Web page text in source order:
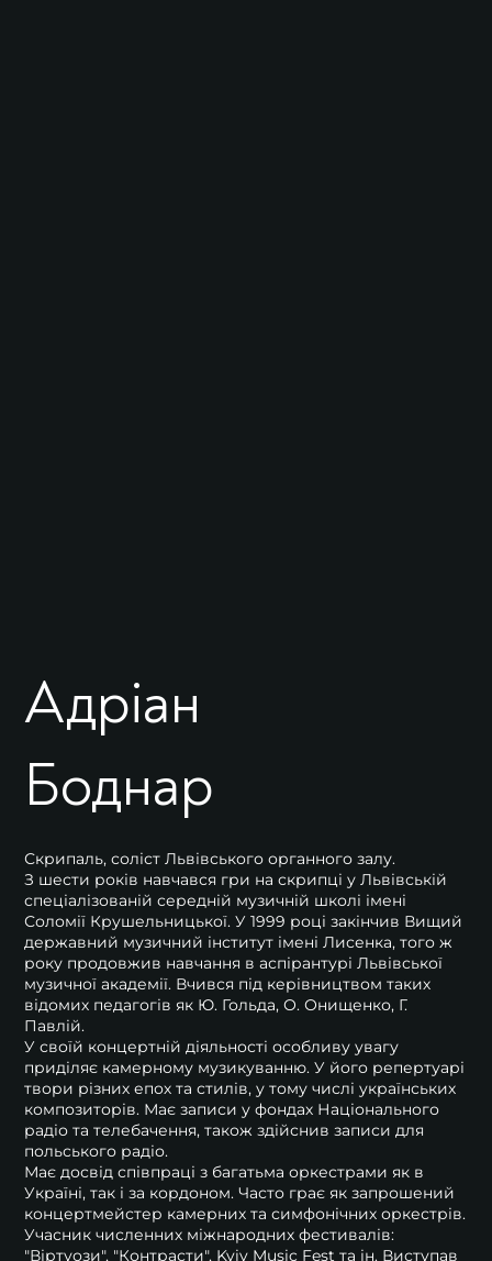
Адріан
Боднар
Скрипаль, соліст Львівського органного залу.
З шести років навчався гри на скрипці у Львівській
спеціалізованій середній музичній школі імені
Соломії Крушельницької. У 1999 році закінчив Вищий
державний музичний інститут імені Лисенка, того ж
року продовжив навчання в аспірантурі Львівської
музичної академії. Вчився під керівництвом таких
відомих педагогів як Ю. Гольда, О. Онищенко, Г.
Павлій. ​
У своїй концертній діяльності особливу увагу
приділяє камерному музикуванню. У його репертуарі
твори різних епох та стилів, у тому числі українських
композиторів. Має записи у фондах Національного
радіо та телебачення, також здійснив записи для
польського радіо. ​
Має досвід співпраці з багатьма оркестрами як в
Україні, так і за кордоном. Часто грає як запрошений
концертмейстер камерних та симфонічних оркестрів.
Учасник численних міжнародних фестивалів:
"Віртуози", "Контрасти", Kyiv Music Fest та ін. Виступав